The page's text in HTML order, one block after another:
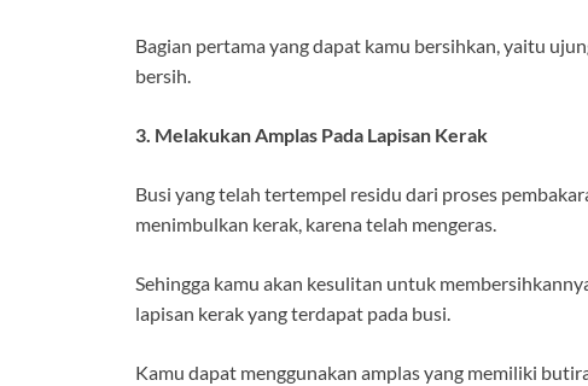
Bagian pertama yang dapat kamu bersihkan, yaitu
bersih.
3. Melakukan Amplas Pada Lapisan Kerak
Busi yang telah tertempel residu dari proses
menimbulkan kerak, karena telah mengeras.
Sehingga kamu akan kesulitan untuk
lapisan kerak yang terdapat pada busi.
Kamu dapat menggunakan amplas yang memiliki